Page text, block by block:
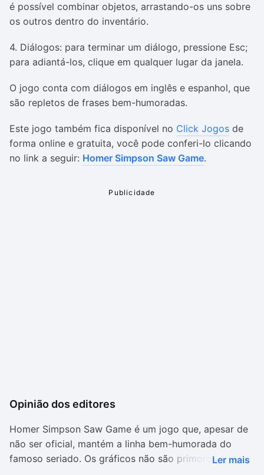
é possível combinar objetos, arrastando-os uns sobre
os outros dentro do inventário.
4. Diálogos: para terminar um diálogo, pressione Esc;
para adiantá-los, clique em qualquer lugar da janela.
O jogo conta com diálogos em inglês e espanhol, que
são repletos de frases bem-humoradas.
Este jogo também fica disponível no Click Jogos de
forma online e gratuita, você pode conferi-lo clicando
no link a seguir: Homer Simpson Saw Game.
Opinião dos editores
Homer Simpson Saw Game é um jogo que, apesar de
não ser oficial, mantém a linha bem-humorada do
famoso seriado. Os gráficos não são primorosos e as
Ler mais